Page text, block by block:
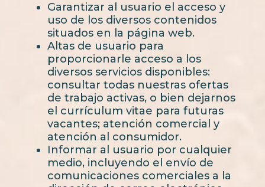
Garantizar al usuario el acceso y
uso de los diversos contenidos
situados en la página web.
Altas de usuario para
proporcionarle acceso a los
diversos servicios disponibles:
consultar todas nuestras ofertas
de trabajo activas, o bien dejarnos
el currículum vitae para futuras
vacantes; atención comercial y
atención al consumidor.
Informar al usuario por cualquier
medio, incluyendo el envío de
comunicaciones comerciales a la